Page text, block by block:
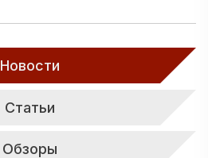
Новости
Статьи
Обзоры